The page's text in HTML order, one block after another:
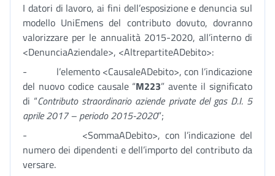
I datori di lavoro, ai fini dell’esposizione e denuncia sul
modello UniEmens del contributo dovuto, dovranno
valorizzare per le annualità 2015-2020, all’interno di
<DenunciaAziendale>, <AltrepartiteADebito>:
- l’elemento <CausaleADebito>, con l’indicazione
del nuovo codice causale “M223” avente il significato
di “Contributo straordinario aziende private del gas D.I. 5
aprile 2017 – periodo 2015-2020”;
- <SommaADebito>, con l’indicazione del
numero dei dipendenti e dell’importo del contributo da
versare.